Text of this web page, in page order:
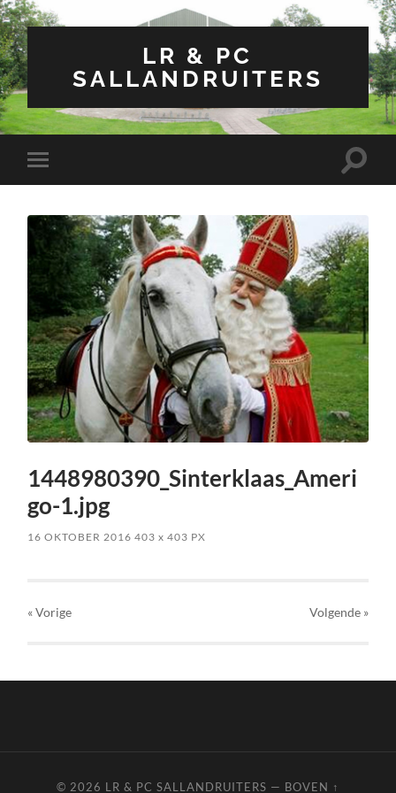
LR & PC
SALLANDRUITERS
Toggle
mobiel
Toggle
1448980390_Sinterklaas_Ameri
go-1.jpg
16 OKTOBER 2016 403x 403 PX
« Vorige Volgende»
© 2026 LR & PC SALLANDRUITERS — BOVEN ↑